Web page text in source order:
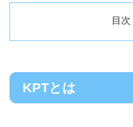
目次
KPTとは